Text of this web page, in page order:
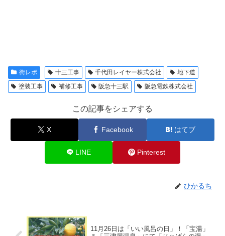
街レポ 十三工事 千代田レイヤー株式会社
地下道
塗装工事
補修工事 阪急十三駅 阪急電鉄株式会社
この記事をシェアする
X Facebook はてブ
LINE Pinterest
ひかるち
11月26日は「いい風呂の日」！「宝湯」